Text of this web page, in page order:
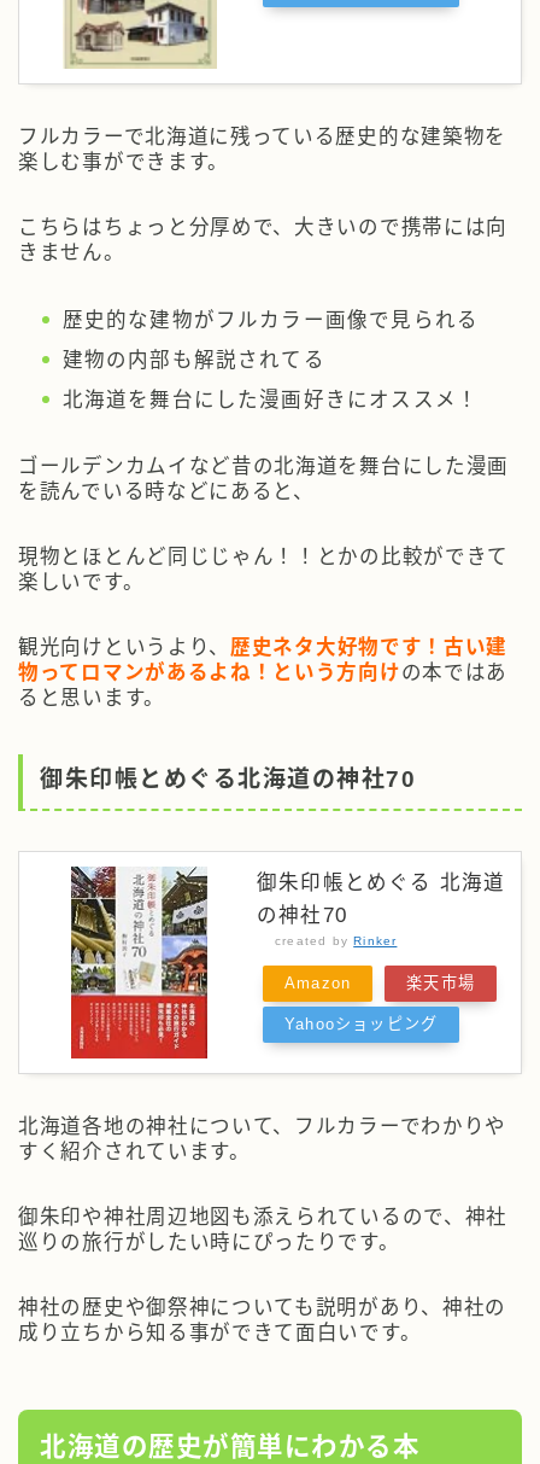
フルカラーで北海道に残っている歴史的な建築物を
楽しむ事ができます。
こちらはちょっと分厚めで、大きいので携帯には向
きません。
歴史的な建物がフルカラー画像で見られる
建物の内部も解説されてる
北海道を舞台にした漫画好きにオススメ！
ゴールデンカムイなど昔の北海道を舞台にした漫画
を読んでいる時などにあると、
現物とほとんど同じじゃん！！とかの比較ができて
楽しいです。
観光向けというより、 歴史ネタ大好物です！古い建
物ってロマンがあるよね！という方向けの本ではあ
ると思います。
御朱印帳とめぐる北海道の神社70
御朱印帳とめぐる 北海道
の神社70
created by Rinker
Amazon 楽天市場
Yahooショッピング
北海道各地の神社について、フルカラーでわかりや
すく紹介されています。
御朱印や神社周辺地図も添えられているので、神社
巡りの旅行がしたい時にぴったりです。
神社の歴史や御祭神についても説明があり、神社の
成り立ちから知る事ができて面白いです。
北海道の歴史が簡単にわかる本